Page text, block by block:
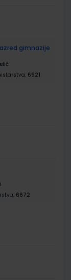
gimnazije
6921
6672